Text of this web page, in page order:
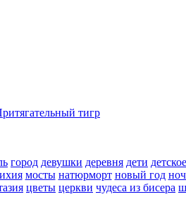
город девушки деревня дети детское
мосты натюрморт новый год
цветы церкви чудеса из бисера